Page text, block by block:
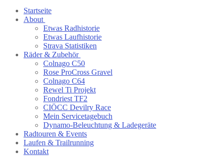
Startseite
About
Etwas Radhistorie
Etwas Laufhistorie
Strava Statistiken
Räder & Zubehör
Colnago C50
Rose ProCross Gravel
Colnago C64
Rewel Ti Projekt
Fondriest TF2
CIÖCC Devilry Race
Mein Servicetagebuch
Dynamo-Beleuchtung & Ladegeräte
Radtouren & Events
Laufen & Trailrunning
Kontakt